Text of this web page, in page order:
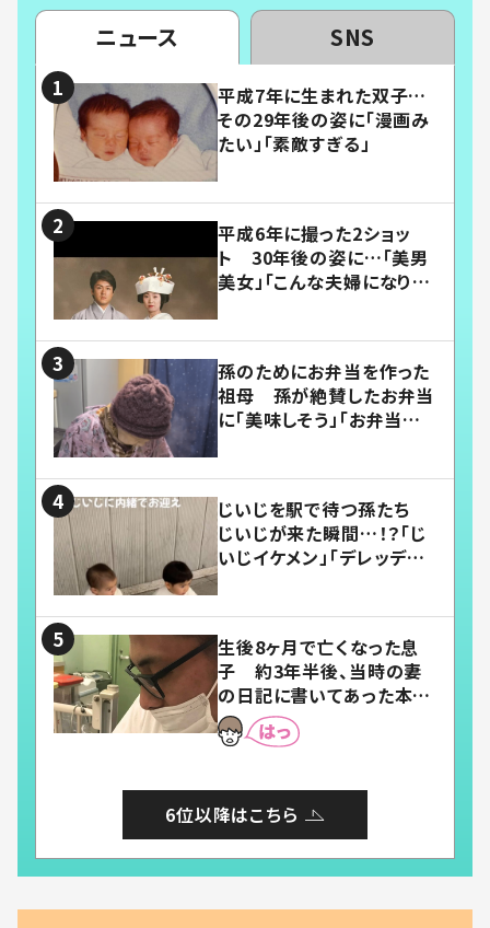
ニュース SNS
平成7年に生まれた双子…
その29年後の姿に「漫画み
たい」「素敵すぎる」
平成6年に撮った2ショッ
ト 30年後の姿に…「美男
美女」「こんな夫婦になりた
孫のためにお弁当を作った
祖母 孫が絶賛したお弁当
に「美味しそう」「お弁当すご
じいじを駅で待つ孫たち
じいじが来た瞬間…！？「じ
いじイケメン」「デレッデレ」
生後8ヶ月で亡くなった息
子 約3年半後、当時の妻
の日記に書いてあった本音
とは
6位以降はこちら